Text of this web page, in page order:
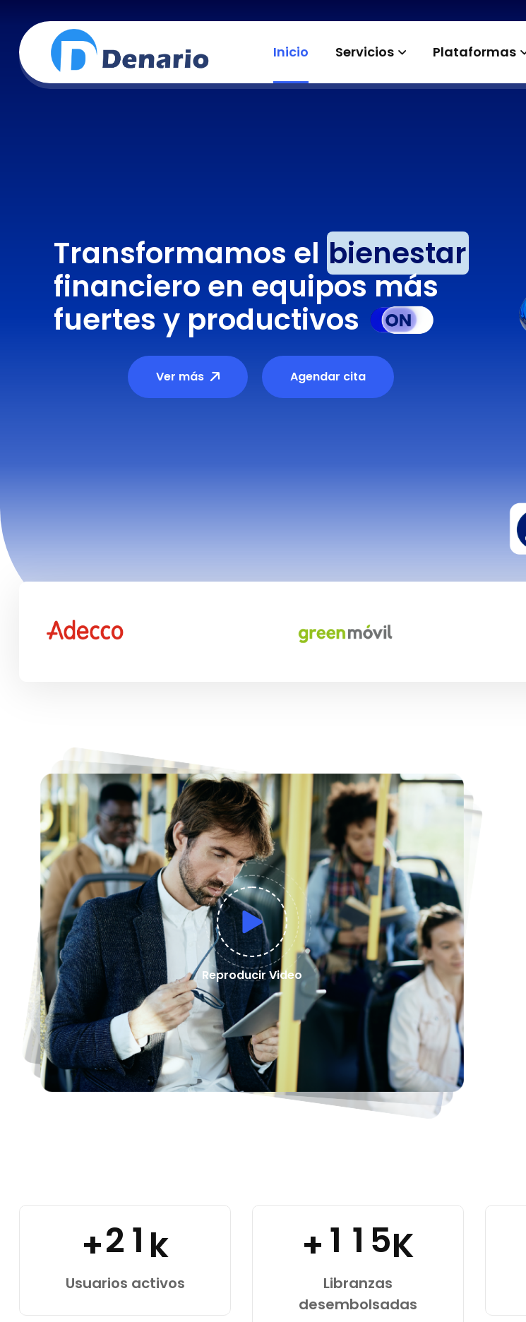
Inicio Servicios Plataformas
Transformamos el bienestar
financiero en equipos más
fuertes y productivos
Ver más Agendar cita
Reproducir Video
+21 k
Usuarios activos
+1 1 5K
Libranzas
desembolsadas